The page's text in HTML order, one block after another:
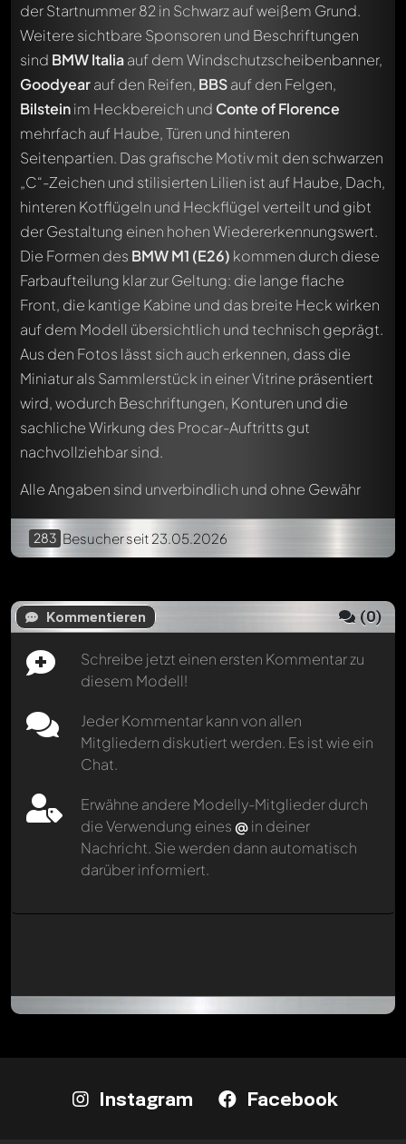
der Startnummer 82 in Schwarz auf weißem Grund.
Weitere sichtbare Sponsoren und Beschriftungen
sind BMW Italiaauf dem Windschutzscheibenbanner,
Goodyearauf den Reifen, BBSauf den Felgen,
Bilsteinim Heckbereich und Conte of Florence
mehrfach auf Haube, Türen und hinteren
Seitenpartien. Das grafische Motiv mit den schwarzen
„C“-Zeichen und stilisierten Lilien ist auf Haube, Dach,
hinteren Kotflügeln und Heckflügel verteilt und gibt
der Gestaltung einen hohen Wiedererkennungswert.
Die Formen des BMW M1 (E26) kommen durch diese
Farbaufteilung klar zur Geltung: die lange flache
Front, die kantige Kabine und das breite Heck wirken
auf dem Modell übersichtlich und technisch geprägt.
Aus den Fotos lässt sich auch erkennen, dass die
Miniatur als Sammlerstück in einer Vitrine präsentiert
wird, wodurch Beschriftungen, Konturen und die
sachliche Wirkung des Procar-Auftritts gut
nachvollziehbar sind.
Alle Angaben sind unverbindlich und ohne Gewähr
283 Besucherseit 23.05.2026
Kommentieren (0)
Schreibe jetzt einen ersten Kommentar zu
diesem Modell!
Jeder Kommentar kann von allen
Mitgliedern diskutiert werden. Es ist wie ein
Chat.
Erwähne andere Modelly-Mitglieder durch
die Verwendung eines @in deiner
Nachricht. Sie werden dann automatisch
darüber informiert.
Schreibe jetzt einen ersten Kommentar zu diesem Modell!
Jeder Kommentar kann von allen Mitgliedern diskutiert
werden. Es ist wie ein Chat.
Erwähne andere Modelly-Mitglieder durch die
Verwendung eines
@
in deiner Nachricht. Sie werden dann
automatisch darüber informiert.
Instagram Facebook